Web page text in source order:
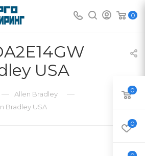
0
USA
— Allen Bradley —
Bradley USA
0
0